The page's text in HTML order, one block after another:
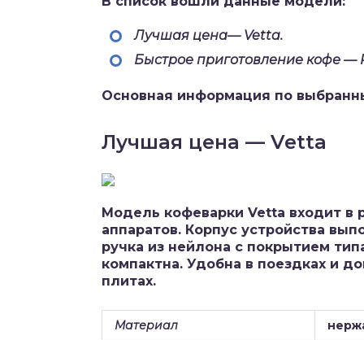
Лучшая цена— Vetta.
Быстрое приготовление кофе —
Основная информация по
Лучшая цена — Vetta
Модель кофеварки Vetta входит в
аппаратов. Корпус устройства
ручка из нейлона с покрытием
компактна. Удобна в поездках и
плитах.
Материал